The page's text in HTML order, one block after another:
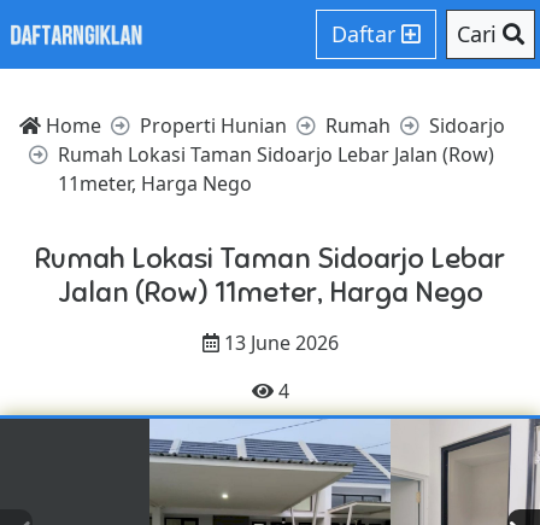
Daftar Cari
Home Properti Hunian Rumah
Sidoarjo
Rumah Lokasi Taman Sidoarjo Lebar Jalan (Row)
11meter, Harga Nego
Rumah Lokasi Taman Sidoarjo Lebar
Jalan (Row) 11meter, Harga Nego
13 June 2026
4